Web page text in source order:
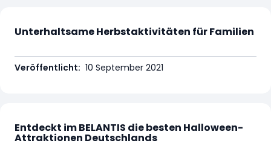
Unterhaltsame Herbstaktivitäten für Familien
Veröffentlicht: 10 September 2021
Entdeckt im BELANTIS die besten Halloween-
Attraktionen Deutschlands